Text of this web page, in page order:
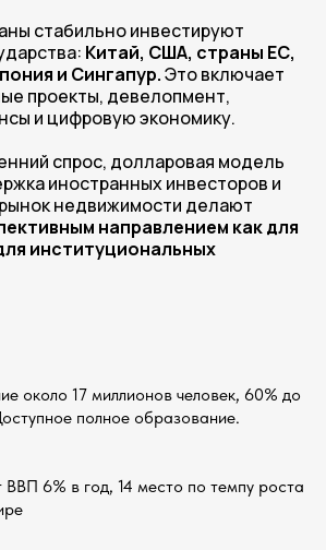
стабильно инвестируют
Китай, США, страны ЕС,
и Сингапур.Это включает
проекты, девелопмент,
и цифровую экономику.
спрос, долларовая модель
иностранных инвесторов и
недвижимости делают
направлением как для
институциональных
около 17 миллионов человек, 60% до
полное образование.
6% в год, 14 место по темпу роста